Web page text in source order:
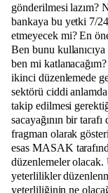
gönderilmesi lazım?
bankaya bu yetki 7/
etmeyecek mi? En
Ben bunu
ben mi
ikinci düzenlemede
sektörü ciddi
takip edilmesi
sacayağının bir tarafı
fragman olarak
esas MASAK
düzenlemeler
yeterlilikler
yeterliliğinin ne